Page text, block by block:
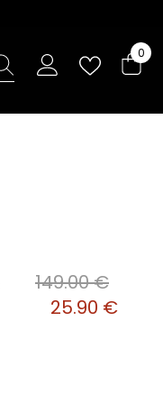
0
0
item
149.00 €
25.90 €